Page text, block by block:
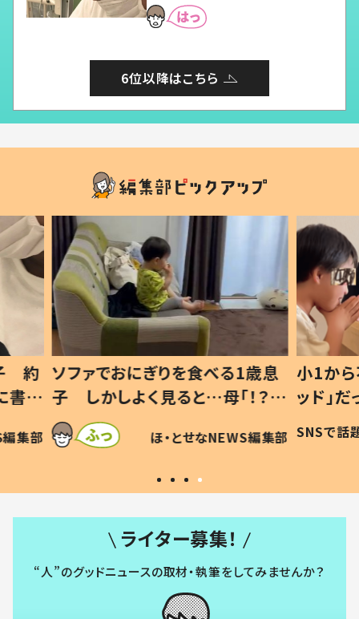
6位以降はこちら
歳息
？」
編集部
小1から不登校、息子は「ギフテ
ッド」だった 父が“ウチ給食”を
作り続ける理由とは #令和の親
#令和の子
SNSで話題 ほ・とせなNEWS編集部
ひ孫
が、抱
「涙
い」
ライター募集！
“人”のグッドニュースの取材・執筆をしてみませんか？